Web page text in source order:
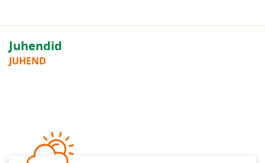
Juhendid
JUHEND